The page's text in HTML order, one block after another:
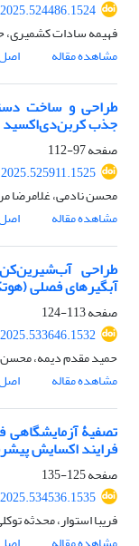
فهیمه سادات کشمیری،
مشاهده مقاله
طراحی و ساخت
جذب کربندی
صفحه97-112
محسن نادمی، غلامرضا
مشاهده مقاله
طراحی
آبگیرهای فصلی
صفحه113-124
حمید مقدم دیمه،
مشاهده مقاله
تصفیۀ آزمایشگاهی
فرایند اکسایش
صفحه125-135
فریبا استوار، محدثه